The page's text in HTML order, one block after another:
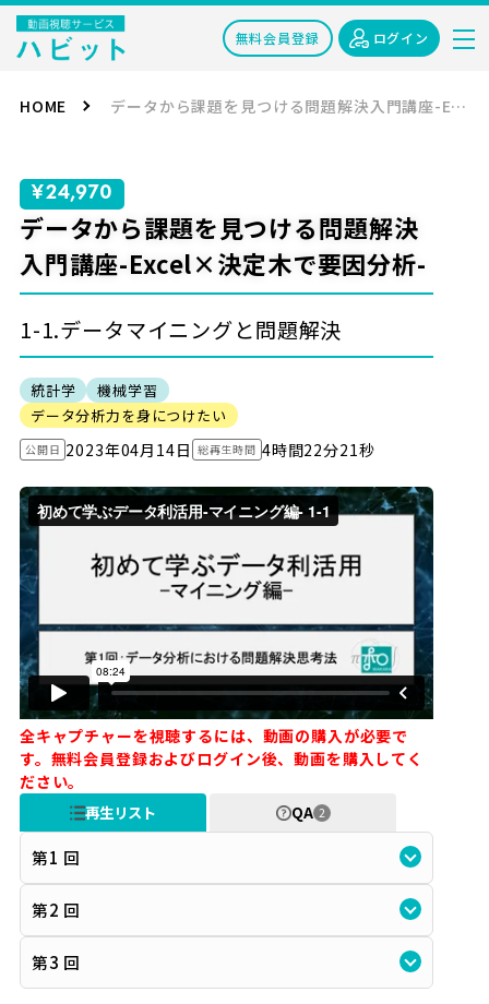
無料会員登録 ログイン
HOME データから課題を見つける問題解決入門講座-Excel×決定木で要因分析-
¥24,970
データから課題を見つける問題解決
入門講座-Excel×決定木で要因分析-
1-1.データマイニングと問題解決
統計学
機械学習
データ分析力を身につけたい
公開日 2023年04月14日 総再生時間 4時間22分21秒
全キャプチャーを視聴するには、動画の購入が必要で
す。無料会員登録およびログイン後、動画を購入してく
ださい。
再生リスト QA 2
第1 回
第2 回
第3 回